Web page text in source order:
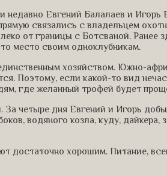
Евгений Балалаев и Игорь
связались с владельцем
от границы с Ботсваной. Ранее
место своим одноклубникам.
хозяйством. Южно-
Поэтому, если какой-то вид
где желанный трофей будет
За четыре дня Евгений и Игорь
водяного козла, куду, дайкера,
достаточно хорошим. Питание,